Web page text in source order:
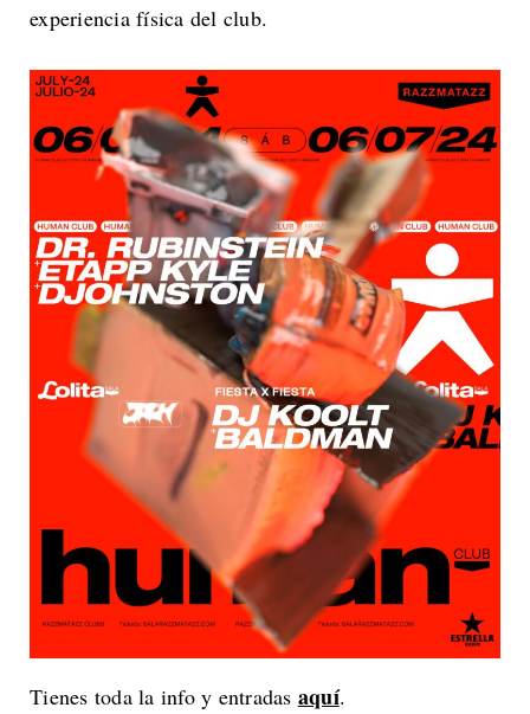
experiencia física del club.
Tienes toda la info y entradas aquí.